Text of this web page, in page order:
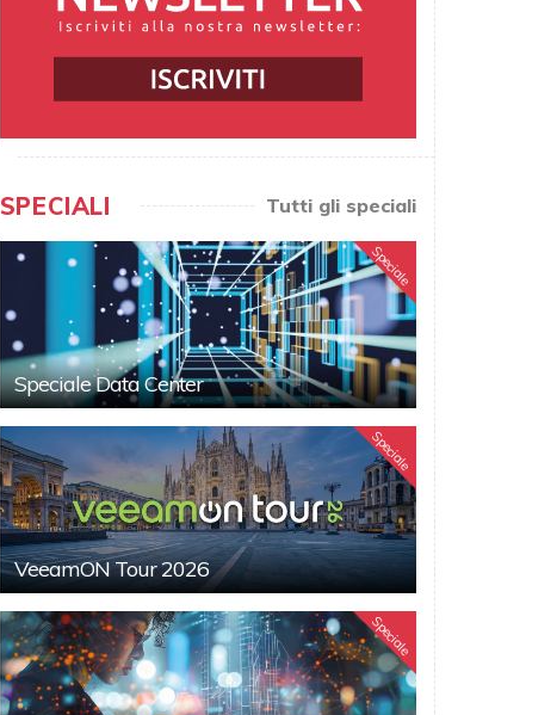
SPECIALI Tutti gli speciali
Speciale
Speciale Data Center
Speciale
VeeamON Tour 2026
Speciale